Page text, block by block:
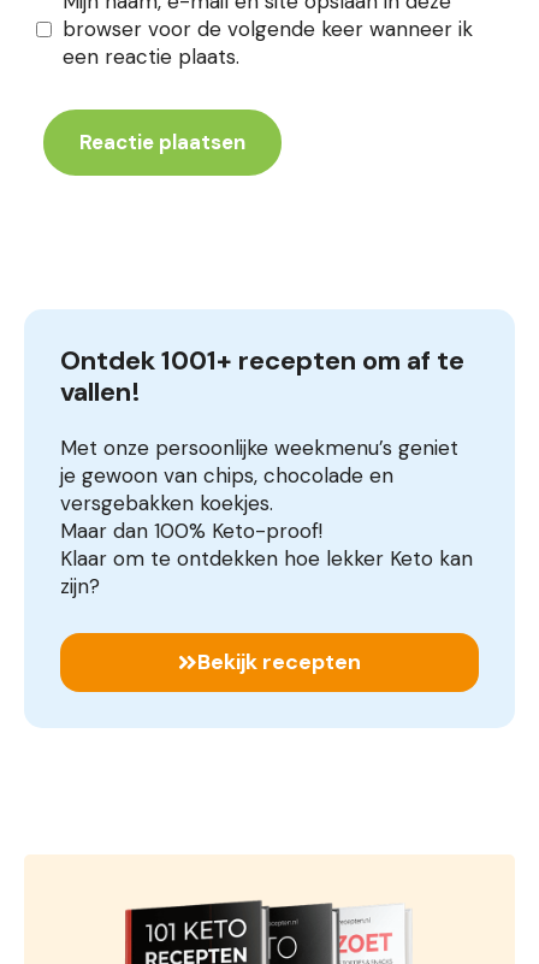
browser voor de volgende keer wanneer ik
een reactie plaats.
Ontdek 1001+ recepten om af te
vallen!
Met onze persoonlijke weekmenu’s geniet
je gewoon van chips, chocolade en
versgebakken koekjes.
Maar dan 100% Keto-proof!
Klaar om te ontdekken hoe lekker Keto kan
zijn?
Bekijk recepten